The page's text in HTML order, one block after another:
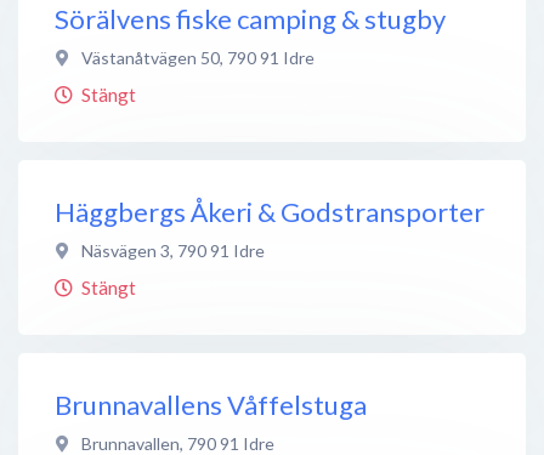
Sörälvens fiske camping & stugby
Västanåtvägen 50, 790 91 Idre
Stängt
Häggbergs Åkeri & Godstransporter
Näsvägen 3, 790 91 Idre
Stängt
Brunnavallens Våffelstuga
Brunnavallen, 790 91 Idre